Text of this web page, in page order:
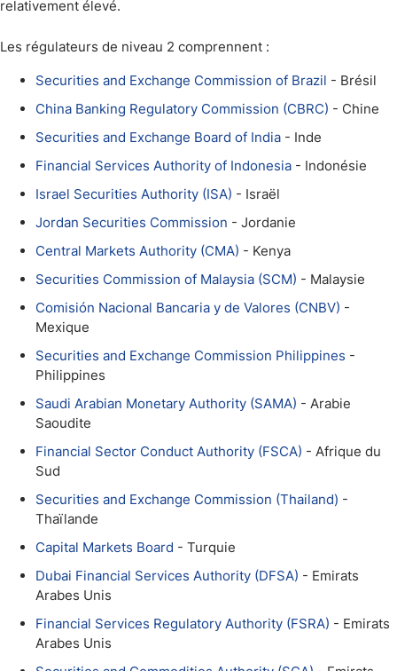
relativement élevé.
Les régulateurs de niveau 2 comprennent :
Securities and Exchange Commission of Brazil - Brésil
China Banking Regulatory Commission (CBRC) - Chine
Securities and Exchange Board of India - Inde
Financial Services Authority of Indonesia - Indonésie
Israel Securities Authority (ISA) - Israël
Jordan Securities Commission - Jordanie
Central Markets Authority (CMA) - Kenya
Securities Commission of Malaysia (SCM) - Malaysie
Comisión Nacional Bancaria y de Valores (CNBV) -
Mexique
Securities and Exchange Commission Philippines -
Philippines
Saudi Arabian Monetary Authority (SAMA) - Arabie
Saoudite
Financial Sector Conduct Authority (FSCA) - Afrique du
Sud
Securities and Exchange Commission (Thailand) -
Thaïlande
Capital Markets Board - Turquie
Dubai Financial Services Authority (DFSA) - Emirats
Arabes Unis
Financial Services Regulatory Authority (FSRA) - Emirats
Arabes Unis